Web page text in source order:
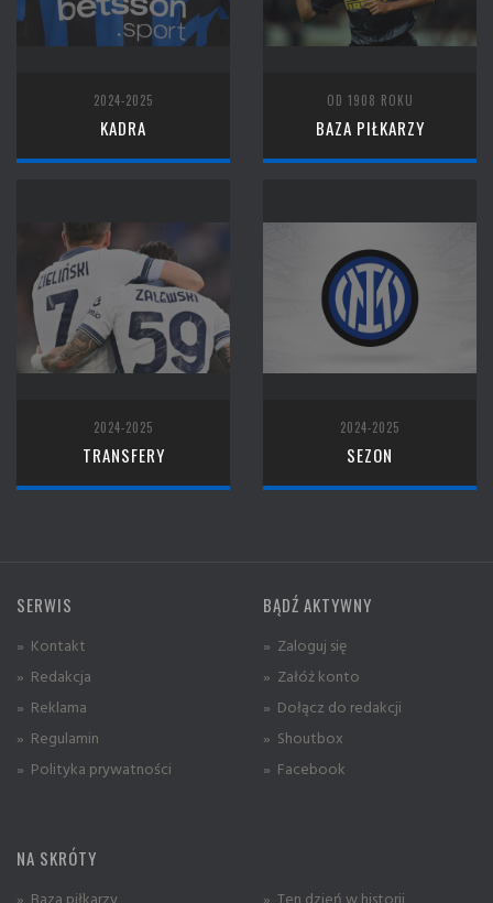
2024-2025
KADRA
OD 1908 ROKU
BAZA PIŁKARZY
2024-2025
TRANSFERY
2024-2025
SEZON
SERWIS
» Kontakt
» Redakcja
» Reklama
» Regulamin
» Polityka prywatności
BĄDŹ AKTYWNY
» Zaloguj się
» Załóż konto
» Dołącz do redakcji
» Shoutbox
» Facebook
NA SKRÓTY